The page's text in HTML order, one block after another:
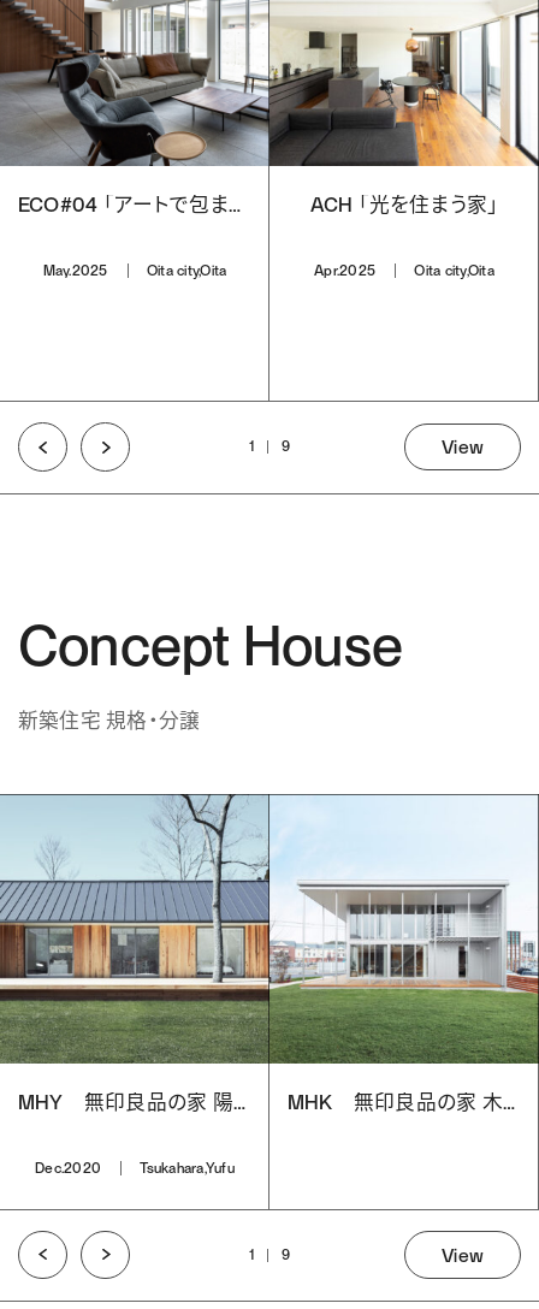
ECO#04 「アートで包まれた家」
May.2025 Oita city,Oita
ACH 「光を住まう家」
Apr.2025 Oita city,Oita
1 9 View
Concept House
新築住宅 規格・分譲
MHY 無印良品の家 陽の家 #01
Dec.2020 Tsukahara,Yufu
MHK 無印良品の家 木の家 #01
1 9 View